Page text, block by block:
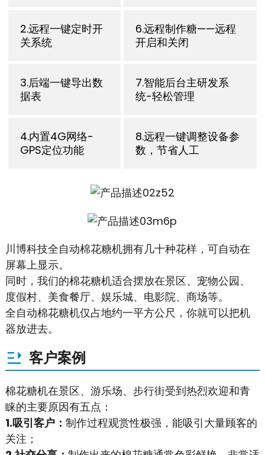
2.远程一键定时开
关系统
6.远程制作糖——远程
开启和关闭
3.后端一键导出数
据表
7.智能后台主研发系
统-轻松管理
4.内置4G网络-
GPS定位功能
8.远程一键调整设备参
数，节省人工
川博科技全自动棉花糖机拥有几十种花样，可自动在
屏幕上显示。
同时，我们的棉花糖机适合摆放在景区、宠物公园、
度假村、美食餐厅、娱乐城、电影院、商场等。
全自动棉花糖机仅占地约一平方公尺，你就可以把机
器放进去。
客户案例
棉花糖机在景区、游乐场、步行街受到热烈欢迎和青
睐的主要原因有五点：
1.吸引客户： 制作过程观赏性极强，能吸引大量顾客的
关注；